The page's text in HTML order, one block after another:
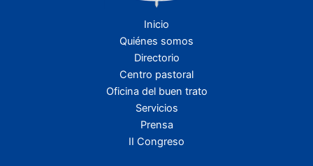
Inicio
Quiénes somos
Directorio
Centro pastoral
Oficina del buen trato
Servicios
Prensa
II Congreso